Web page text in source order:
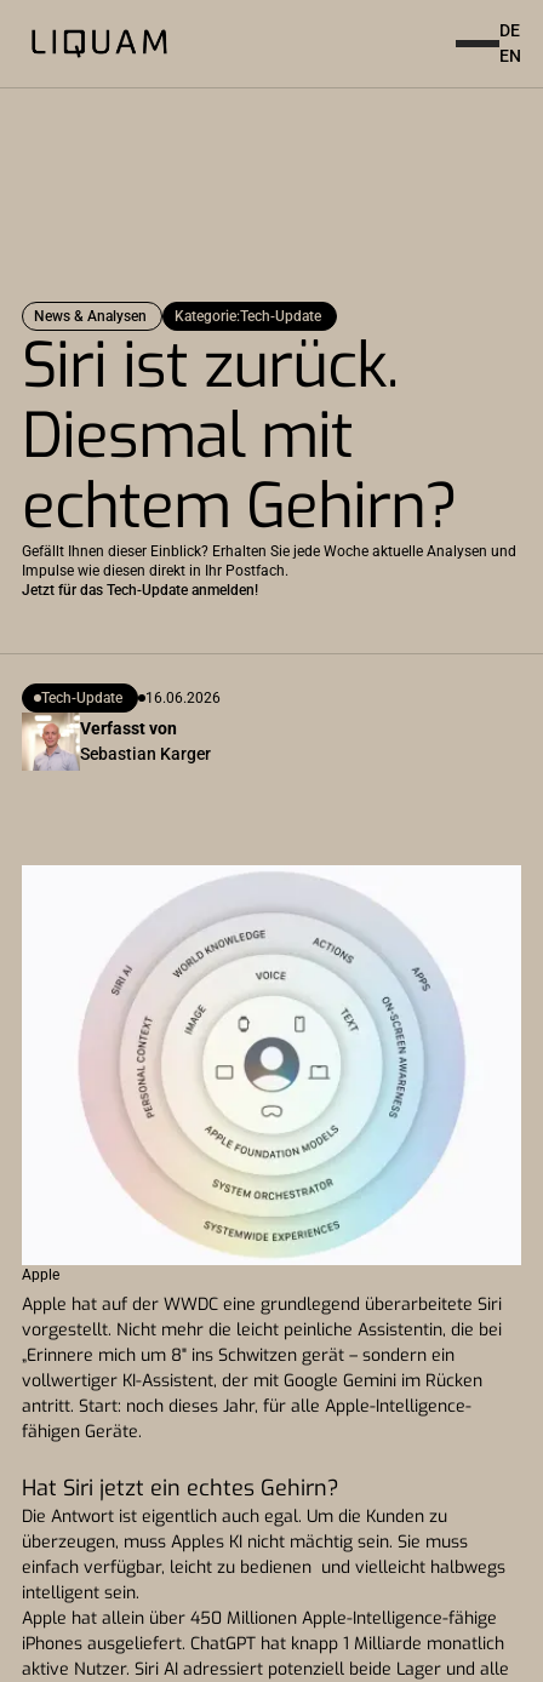
DE
EN
News & Analysen Kategorie:Tech-Update
Siri ist zurück.
Diesmal mit
echtem Gehirn?
Gefällt Ihnen dieser Einblick? Erhalten Sie jede Woche aktuelle Analysen und
Impulse wie diesen direkt in Ihr Postfach.
Jetzt für das Tech-Update anmelden!
Verfasst von
Sebastian Karger
Tech-Update 16.06.2026
Apple
Apple hat auf der WWDC eine grundlegend überarbeitete Siri
vorgestellt. Nicht mehr die leicht peinliche Assistentin, die bei
„Erinnere mich um 8" ins Schwitzen gerät – sondern ein
vollwertiger KI-Assistent, der mit Google Gemini im Rücken
antritt. Start: noch dieses Jahr, für alle Apple-Intelligence-
fähigen Geräte.
Hat Siri jetzt ein echtes Gehirn?
Die Antwort ist eigentlich auch egal. Um die Kunden zu
überzeugen, muss Apples KI nicht mächtig sein. Sie muss
einfach verfügbar, leicht zu bedienen und vielleicht halbwegs
intelligent sein.
Apple hat allein über 450 Millionen Apple-Intelligence-fähige
iPhones ausgeliefert. ChatGPT hat knapp 1 Milliarde monatlich
aktive Nutzer. Siri AI adressiert potenziell beide Lager und alle